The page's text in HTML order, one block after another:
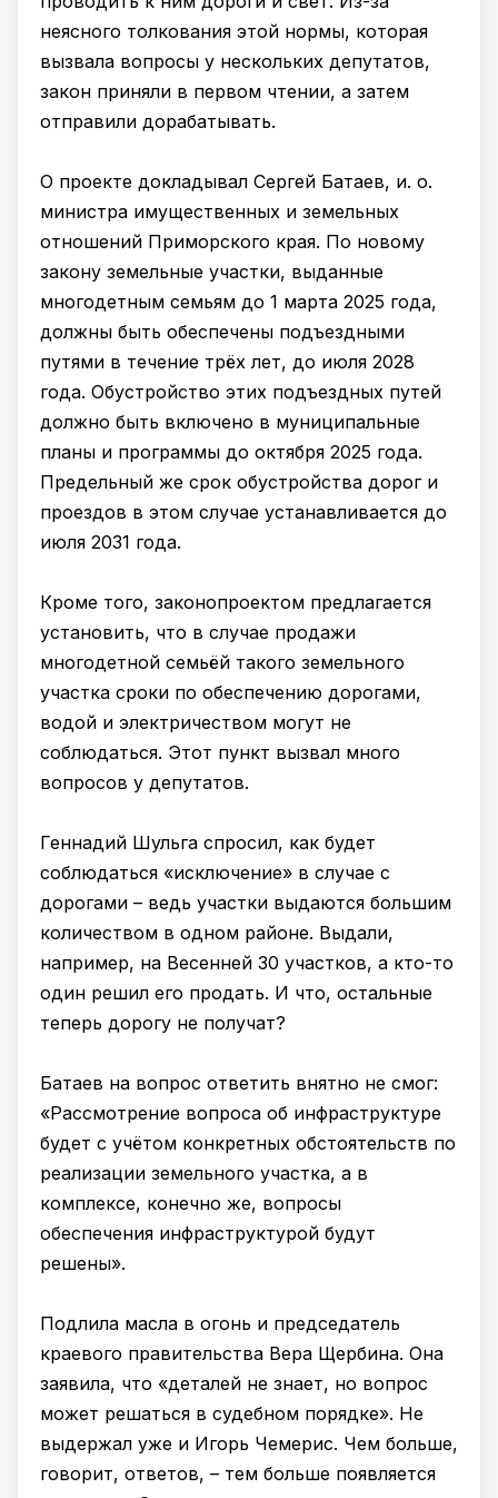
неясного толкования этой нормы, которая
вызвала вопросы у нескольких депутатов,
закон приняли в первом чтении, а затем
отправили дорабатывать.
О проекте докладывал Сергей Батаев, и. о.
министра имущественных и земельных
отношений Приморского края. По новому
закону земельные участки, выданные
многодетным семьям до 1 марта 2025 года,
должны быть обеспечены подъездными
путями в течение трёх лет, до июля 2028
года. Обустройство этих подъездных путей
должно быть включено в муниципальные
планы и программы до октября 2025 года.
Предельный же срок обустройства дорог и
проездов в этом случае устанавливается до
июля 2031 года.
Кроме того, законопроектом предлагается
установить, что в случае продажи
многодетной семьёй такого земельного
участка сроки по обеспечению дорогами,
водой и электричеством могут не
соблюдаться. Этот пункт вызвал много
вопросов у депутатов.
Геннадий Шульга спросил, как будет
соблюдаться «исключение» в случае с
дорогами – ведь участки выдаются большим
количеством в одном районе. Выдали,
например, на Весенней 30 участков, а кто-то
один решил его продать. И что, остальные
теперь дорогу не получат?
Батаев на вопрос ответить внятно не смог:
«Рассмотрение вопроса об инфраструктуре
будет с учётом конкретных обстоятельств по
реализации земельного участка, а в
комплексе, конечно же, вопросы
обеспечения инфраструктурой будут
решены».
Подлила масла в огонь и председатель
краевого правительства Вера Щербина. Она
заявила, что «деталей не знает, но вопрос
может решаться в судебном порядке». Не
выдержал уже и Игорь Чемерис. Чем больше,
говорит, ответов, – тем больше появляется